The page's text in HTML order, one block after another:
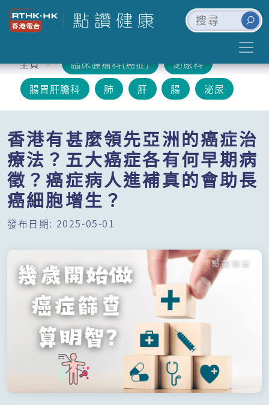
主頁 臨床腫瘤科(癌症)
泌尿科
腸胃肝膽科
肺 肝 腸 泌尿
香港有甚麼領先亞洲的癌症治
療法？五大癌症各有何早期病
徵？癌症病人進補真的會助長
癌細胞增生？
發布日期: 2025-05-01